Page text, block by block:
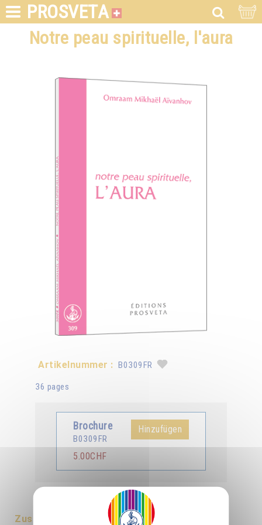
PROSVETA
Notre peau spirituelle, l'aura
Artikelnummer : B0309FR
36 pages
Brochure
B0309FR
5.00CHF
Hinzufügen
Deutsch
Zusammenfassung